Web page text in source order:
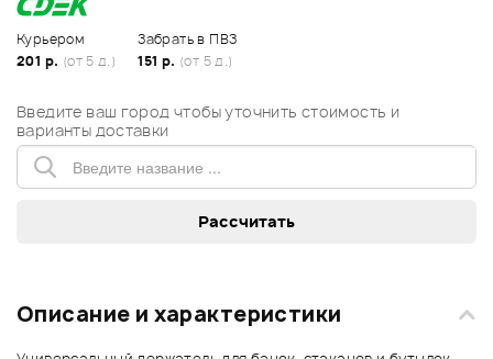
Курьером
201 р. (от 5 д.)
Забрать в ПВЗ
151 р. (от 5 д.)
Введите ваш город чтобы уточнить стоимость и
варианты доставки
Описание и характеристики